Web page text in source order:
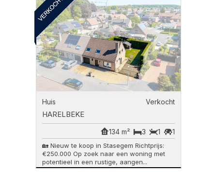
Huis Verkocht
HARELBEKE
1
1
3
134 m²
🏡 Nieuw te koop in Stasegem Richtprijs:
€250.000 Op zoek naar een woning met
potentieel in een rustige, aangen...